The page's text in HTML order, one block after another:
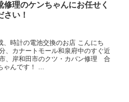
修理のケンちゃんにお任せく
さい！
、時計の電池交換のお店 こんにち
、カナートモール和泉府中のすぐ近
、岸和田市のクツ・カバン修理 合
ゃんです！ ...